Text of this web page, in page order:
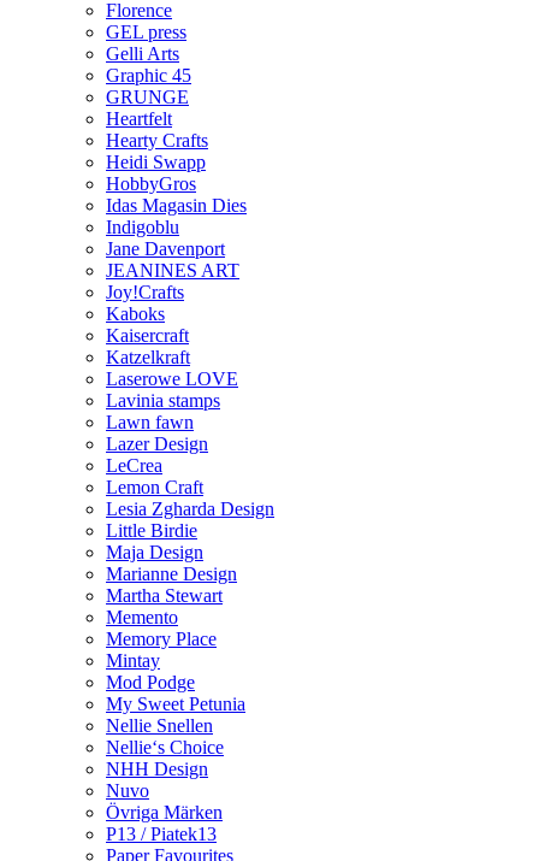
Florence
GEL press
Gelli Arts
Graphic 45
GRUNGE
Heartfelt
Hearty Crafts
Heidi Swapp
HobbyGros
Idas Magasin Dies
Indigoblu
Jane Davenport
JEANINES ART
Joy!Crafts
Kaboks
Kaisercraft
Katzelkraft
Laserowe LOVE
Lavinia stamps
Lawn fawn
Lazer Design
LeCrea
Lemon Craft
Lesia Zgharda Design
Little Birdie
Maja Design
Marianne Design
Martha Stewart
Memento
Memory Place
Mintay
Mod Podge
My Sweet Petunia
Nellie Snellen
Nellie‘s Choice
NHH Design
Nuvo
Övriga Märken
P13 / Piatek13
Paper Favourites